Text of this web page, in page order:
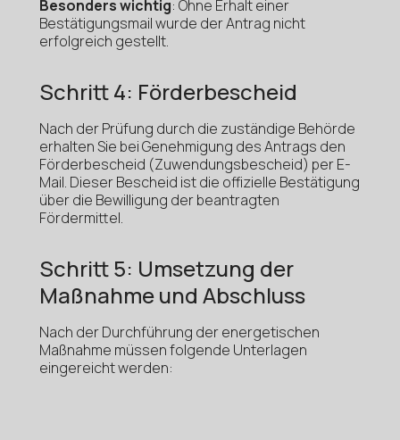
Besonders wichtig: Ohne Erhalt einer
Bestätigungsmail wurde der Antrag nicht
erfolgreich gestellt.
Schritt 4: Förderbescheid
Nach der Prüfung durch die zuständige Behörde
erhalten Sie bei Genehmigung des Antrags den
Förderbescheid (Zuwendungsbescheid) per E-
Mail. Dieser Bescheid ist die offizielle Bestätigung
über die Bewilligung der beantragten
Fördermittel.
Schritt 5: Umsetzung der
Maßnahme und Abschluss
Nach der Durchführung der energetischen
Maßnahme müssen folgende Unterlagen
eingereicht werden: